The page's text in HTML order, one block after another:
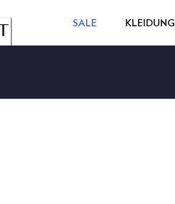
SALE KLEIDUNG